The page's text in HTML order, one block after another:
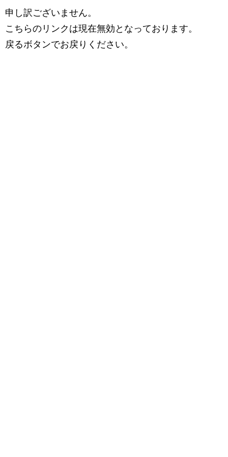
申し訳ございません。
こちらのリンクは現在無効となっております。
戻るボタンでお戻りください。